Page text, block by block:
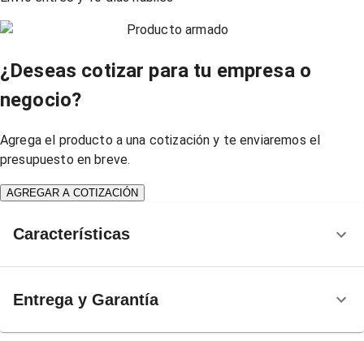
Producto armado
¿Deseas cotizar para tu empresa o
negocio?
Agrega el producto a una cotización y te enviaremos el
presupuesto en breve.
AGREGAR A COTIZACIÓN
Características
Entrega y Garantía